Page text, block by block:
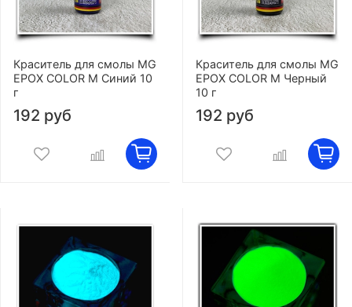
Краситель для смолы MG
EPOX COLOR M Синий 10
г
192 руб
Краситель для смолы MG
EPOX COLOR M Черный
10 г
192 руб